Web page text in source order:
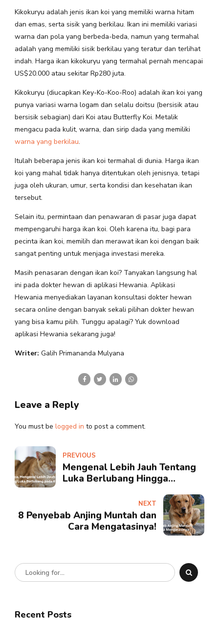
Kikokuryu adalah jenis ikan koi yang memiliki warna hitam
dan emas, serta sisik yang berkilau. Ikan ini memiliki variasi
warna dan pola yang berbeda-beda, namun yang termahal
adalah yang memiliki sisik berkilau yang teratur dan terlihat
indah. Harga ikan kikokuryu yang termahal pernah mencapai
US$20.000 atau sekitar Rp280 juta.
Kikokuryu (diucapkan Key-Ko-Koo-Roo) adalah ikan koi yang
punya variasi warna logam dan selalu doitsu (bersisik atau
bersisik sebagian) dari Koi atau Butterfly Koi. Metalik
mengacu pada kulit, warna, dan sirip dada yang memiliki
warna yang berkilau.
Itulah beberapa jenis ikan koi termahal di dunia. Harga ikan
koi yang mahal tidak hanya ditentukan oleh jenisnya, tetapi
juga oleh ukuran, umur, serta kondisi dan kesehatan ikan
tersebut.
Selain itu, permintaan dan penawaran di pasar juga dapat
mempengaruhi harga ikan koi. Oleh karena itu, bagi para
pecinta ikan koi, memilih dan merawat ikan koi dengan baik
sangat penting untuk menjaga investasi mereka.
Masih penasaran dengan ikan koi? Tanyakan langsung hal
ini pada dokter hewan di aplikasi Hewania. Aplikasi
Hewania menyediakan layanan konsultasi dokter hewan
secara online dengan banyak sekali pilihan dokter hewan
yang bisa kamu pilih. Tunggu apalagi? Yuk download
aplikasi Hewania sekarang juga!
Writer: Galih Primananda Mulyana
Leave a Reply
You must be logged in to post a comment.
PREVIOUS
Mengenal Lebih Jauh Tentang
Luka Berlubang Hingga
NEXT
8 Penyebab Anjing Muntah dan
Cara Mengatasinya!
Recent Posts